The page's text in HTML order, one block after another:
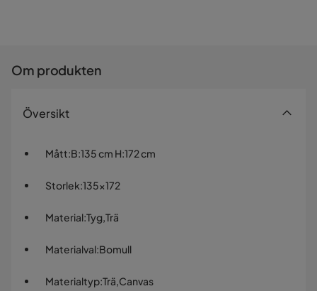
Om produkten
Översikt
Mått:B:135 cm H:172 cm
Storlek:135x172
Material:Tyg,Trä
Materialval:Bomull
Materialtyp:Trä,Canvas